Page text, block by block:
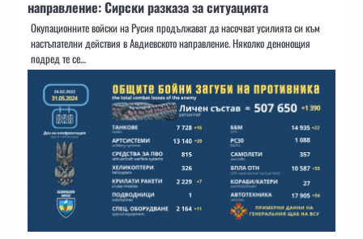
направление: Сирски разказа за ситуацията
Окупационните войски на Русия продължават да насочват усилията си към
настъпателни действия в Авдиевското направление. Няколко денонощия
подред те се…